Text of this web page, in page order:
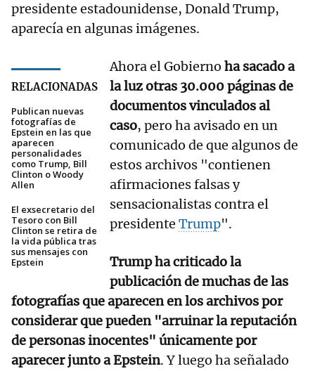
presidente estadounidense, Donald Trump,
aparecía en algunas imágenes.
RELACIONADAS
Publican nuevas
fotografías de
Epstein en las que
aparecen
personalidades
como Trump, Bill
Clinton o Woody
Allen
El exsecretario del
Tesoro con Bill
Clinton se retira de
la vida pública tras
sus mensajes con
Epstein
Ahora el Gobierno ha sacado a
la luz otras 30.000 páginas de
documentos vinculados al
caso, pero ha avisado en un
comunicado de que algunos de
estos archivos "contienen
afirmaciones falsas y
sensacionalistas contra el
presidente Trump".
Trump ha criticado la
publicación de muchas de las
fotografías que aparecen en los archivos por
considerar que pueden "arruinar la reputación
de personas inocentes" únicamente por
aparecer junto a Epstein. Y luego ha señalado